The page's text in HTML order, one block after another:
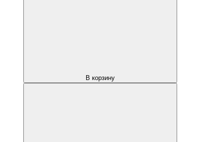
В корзину